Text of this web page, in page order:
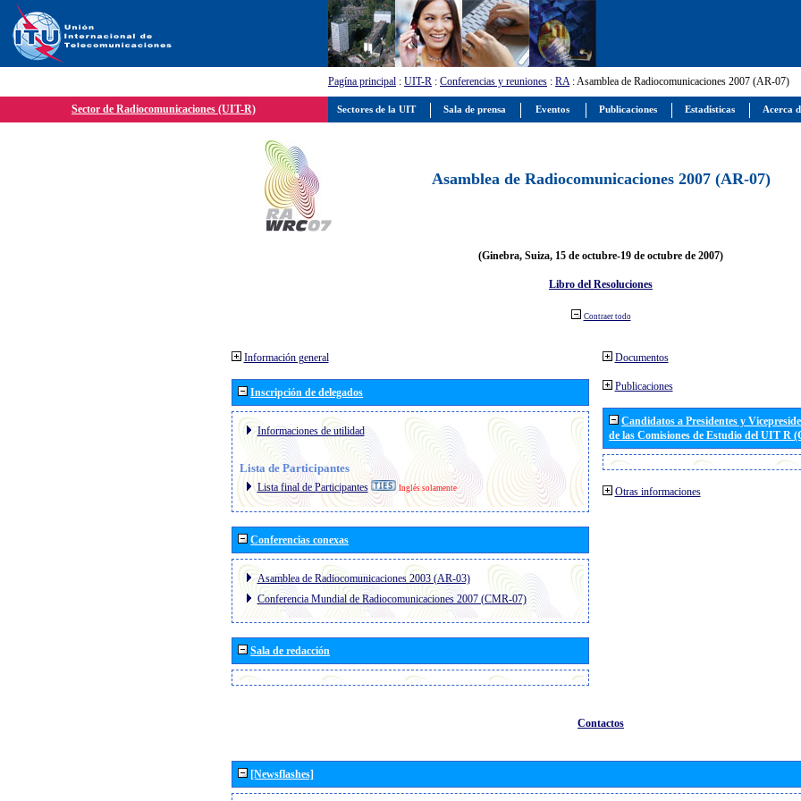
Pagína principal : UIT-R : Conferencias y reuniones : RA: Asamblea de Radiocomunicaciones 2007 (AR-07)
Sector de Radiocomunicaciones (UIT-R)
Asamblea de Radiocomunicaciones 2007 (AR-07)
(Ginebra, Suiza, 15 de octubre-19 de octubre de 2007)
Libro del Resoluciones
Contraer todo
Información general
Inscripción de delegados
Informaciones de utilidad
Lista de Participantes
Lista final de Participantes Inglés solamente
Conferencias conexas
Asamblea de Radiocomunicaciones 2003 (AR-03)
Conferencia Mundial de Radiocomunicaciones 2007 (CMR-07)
Sala de redacción
Documentos
Publicaciones
Candidatos a Presidentes y
de las Comisiones de Estudio del UIT R
Otras informaciones
Contactos
[Newsflashes]
Sectores de la UIT Sala de prensa Eventos Publicaciones Estadísticas Acerca